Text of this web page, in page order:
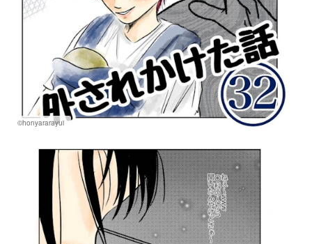
©honyararayui